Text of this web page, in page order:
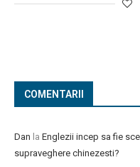
COMENTARII
Dan la Englezii incep sa fie
supraveghere chinezesti?